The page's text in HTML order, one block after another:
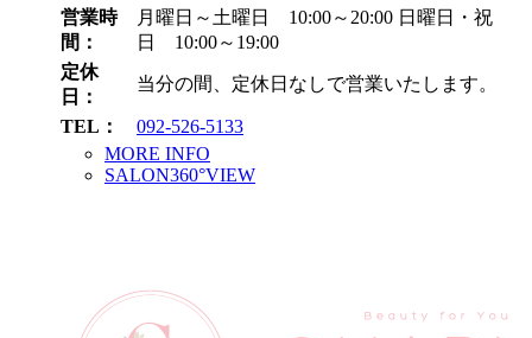
営業時
間：
月曜日～土曜日 10:00～20:00 日曜日・祝
日 10:00～19:00
定休
日：
当分の間、定休日なしで営業いたします。
TEL：
092-526-5133
MORE INFO
SALON360°VIEW